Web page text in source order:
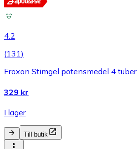
4.2
(131)
Eroxon Stimgel potensmedel 4 tuber
329 kr
I lager
Till butik